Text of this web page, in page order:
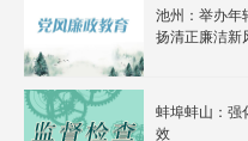
池州：举办年
扬清正廉洁新
蚌埠蚌山：强
效